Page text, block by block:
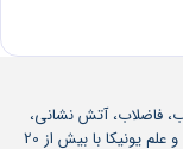
فاضلاب، آتش نشانی،
گاز، استخر، پمپ های آبرسانی و متعلقات، شیر مخلوط و علم یونیکا با بیش از 20